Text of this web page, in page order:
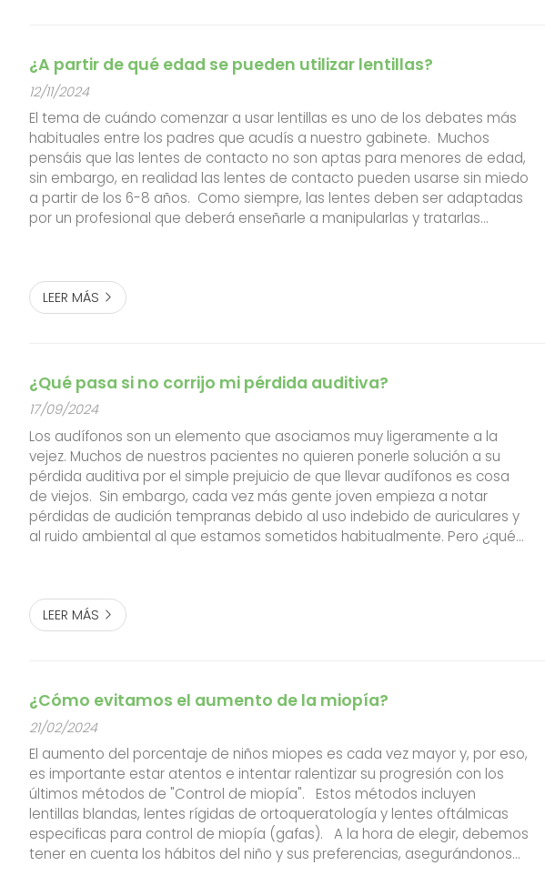
¿A partir de qué edad se pueden utilizar lentillas?
12/11/2024
El tema de cuándo comenzar a usar lentillas es uno de los debates más
habituales entre los padres que acudís a nuestro gabinete. Muchos
pensáis que las lentes de contacto no son aptas para menores de edad,
sin embargo, en realidad las lentes de contacto pueden usarse sin miedo
a partir de los 6-8 años. Como siempre, las lentes deben ser adaptadas
por un profesional que deberá enseñarle a manipularlas y tratarlas
LEER MÁS
¿Qué pasa si no corrijo mi pérdida auditiva?
17/09/2024
Los audífonos son un elemento que asociamos muy ligeramente a la
vejez. Muchos de nuestros pacientes no quieren ponerle solución a su
pérdida auditiva por el simple prejuicio de que llevar audífonos es cosa
de viejos. Sin embargo, cada vez más gente joven empieza a notar
pérdidas de audición tempranas debido al uso indebido de auriculares y
al ruido ambiental al que estamos sometidos habitualmente. Pero ¿qué
LEER MÁS
¿Cómo evitamos el aumento de la miopía?
21/02/2024
El aumento del porcentaje de niños miopes es cada vez mayor y, por eso,
es importante estar atentos e intentar ralentizar su progresión con los
últimos métodos de "Control de miopía". Estos métodos incluyen
lentillas blandas, lentes rígidas de ortoqueratología y lentes oftálmicas
especificas para control de miopía (gafas). A la hora de elegir, debemos
tener en cuenta los hábitos del niño y sus preferencias, asegurándonos